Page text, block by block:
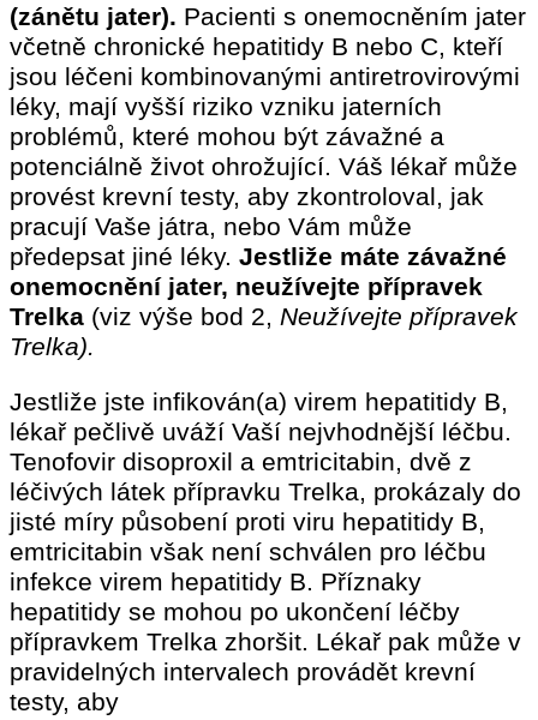
(zánětu jater). Pacienti s onemocněním jater
včetně chronické hepatitidy B nebo C, kteří
jsou léčeni kombinovanými antiretrovirovými
léky, mají vyšší riziko vzniku jaterních
problémů, které mohou být závažné a
potenciálně život ohrožující. Váš lékař může
provést krevní testy, aby zkontroloval, jak
pracují Vaše játra, nebo Vám může
předepsat jiné léky. Jestliže máte závažné
onemocnění jater, neužívejte přípravek
Trelka (viz výše bod 2, Neužívejte přípravek
Trelka).
Jestliže jste infikován(a) virem hepatitidy B,
lékař pečlivě uváží Vaší nejvhodnější léčbu.
Tenofovir disoproxil a emtricitabin, dvě z
léčivých látek přípravku Trelka, prokázaly do
jisté míry působení proti viru hepatitidy B,
emtricitabin však není schválen pro léčbu
infekce virem hepatitidy B. Příznaky
hepatitidy se mohou po ukončení léčby
přípravkem Trelka zhoršit. Lékař pak může v
pravidelných intervalech provádět krevní
testy, aby